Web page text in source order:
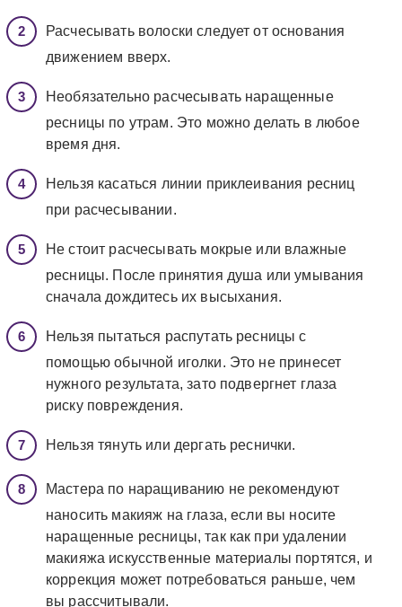
Расчесывать волоски следует от основания
движением вверх.
Необязательно расчесывать наращенные
ресницы по утрам. Это можно делать в любое
время дня.
Нельзя касаться линии приклеивания ресниц
при расчесывании.
Не стоит расчесывать мокрые или влажные
ресницы. После принятия душа или умывания
сначала дождитесь их высыхания.
Нельзя пытаться распутать ресницы с
помощью обычной иголки. Это не принесет
нужного результата, зато подвергнет глаза
риску повреждения.
Нельзя тянуть или дергать реснички.
Мастера по наращиванию не рекомендуют
наносить макияж на глаза, если вы носите
наращенные ресницы, так как при удалении
макияжа искусственные материалы портятся, и
коррекция может потребоваться раньше, чем
вы рассчитывали.